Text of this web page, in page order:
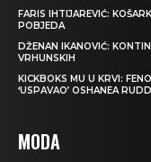
FARIS IHTIJAREVIĆ:
POBJEDA
DŽENAN IKANOVIĆ:
VRHUNSKIH
KICKBOKS MU U KRVI:
‘USPAVAO’ OSHANEA
MODA